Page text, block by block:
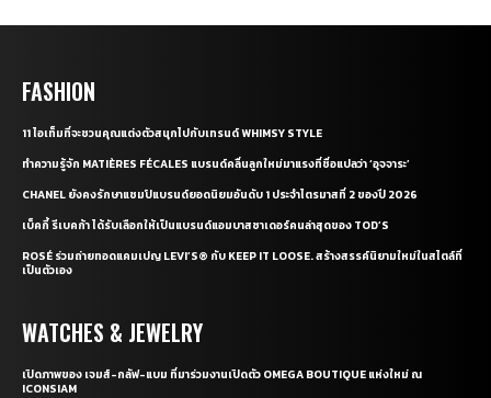
FASHION
11 ไอเท็มที่จะชวนคุณแต่งตัวสนุกไปกับเทรนด์ WHIMSY STYLE
ทำความรู้จัก MATIÈRES FÉCALES แบรนด์คลื่นลูกใหม่มาแรงที่ชื่อแปลว่า ‘อุจจาระ’
CHANEL ยังคงรักษาแชมป์แบรนด์ยอดนิยมอันดับ 1 ประจำไตรมาสที่ 2 ของปี 2026
เบ็คกี้ รีเบคก้า ได้รับเลือกให้เป็นแบรนด์แอมบาสซาเดอร์คนล่าสุดของ TOD’S
ROSÉ ร่วมถ่ายทอดแคมเปญ LEVI’S® กับ KEEP IT LOOSE. สร้างสรรค์นิยามใหม่ในสไตล์ที่
เป็นตัวเอง
WATCHES & JEWELRY
เปิดภาพของ เจมส์-กลัฟ-แบม ที่มาร่วมงานเปิดตัว OMEGA BOUTIQUE แห่งใหม่ ณ
ICONSIAM